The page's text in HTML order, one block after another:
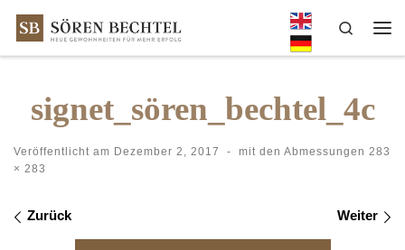
Zum Inhalt springen
Search
signet_sören_bechtel_4c
Veröffentlicht am Dezember 2, 2017 - mit den Abmessungen 283
× 283
Bilder Navigation
Zurück Weiter